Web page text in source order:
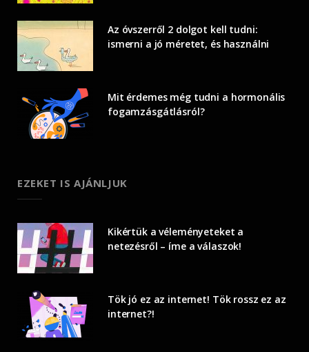
Az óvszerről 2 dolgot kell tudni:
ismerni a jó méretet, és használni
Mit érdemes még tudni a hormonális
fogamzásgátlásról?
EZEKET IS AJÁNLJUK
Kikértük a véleményeteket a
netezésről – íme a válaszok!
Tök jó ez az internet! Tök rossz ez az
internet?!